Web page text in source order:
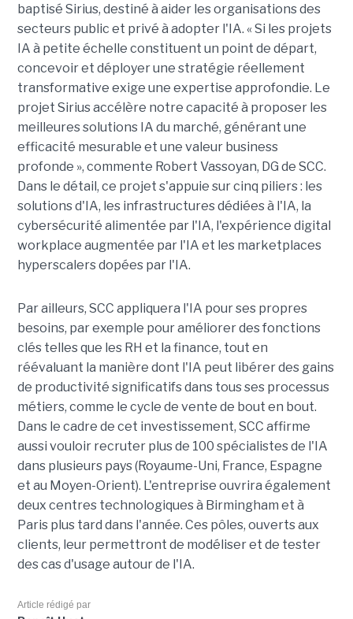
baptisé Sirius, destiné à aider les organisations des
secteurs public et privé à adopter l'IA. « Si les projets
IA à petite échelle constituent un point de départ,
concevoir et déployer une stratégie réellement
transformative exige une expertise approfondie. Le
projet Sirius accélère notre capacité à proposer les
meilleures solutions IA du marché, générant une
efficacité mesurable et une valeur business
profonde », commente Robert Vassoyan, DG de SCC.
Dans le détail, ce projet s'appuie sur cinq piliers : les
solutions d'IA, les infrastructures dédiées à l'IA, la
cybersécurité alimentée par l'IA, l'expérience digital
workplace augmentée par l'IA et les marketplaces
hyperscalers dopées par l'IA.
Par ailleurs, SCC appliquera l'IA pour ses propres
besoins, par exemple pour améliorer des fonctions
clés telles que les RH et la finance, tout en
réévaluant la manière dont l'IA peut libérer des gains
de productivité significatifs dans tous ses processus
métiers, comme le cycle de vente de bout en bout.
Dans le cadre de cet investissement, SCC affirme
aussi vouloir recruter plus de 100 spécialistes de l'IA
dans plusieurs pays (Royaume-Uni, France, Espagne
et au Moyen-Orient). L'entreprise ouvrira également
deux centres technologiques à Birmingham et à
Paris plus tard dans l'année. Ces pôles, ouverts aux
clients, leur permettront de modéliser et de tester
des cas d'usage autour de l'IA.
Article rédigé par